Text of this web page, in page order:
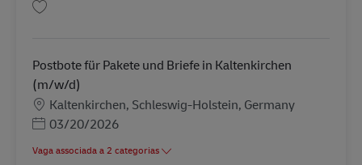
Postbote für Pakete und Briefe in Kaltenkirchen
(m/w/d)
Localização
Kaltenkirchen, Schleswig-Holstein, Germany
Posted Date
03/20/2026
Vaga associada a 2 categorias